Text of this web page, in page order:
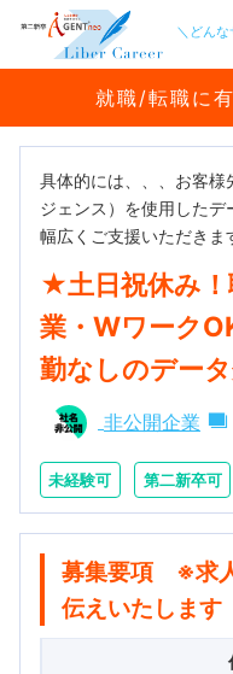
＼どんな
就職/転職に
具体的には、、、お客様
ジェンス）を使用した
幅広くご支援いただきま
★土日祝休み
業・Wワーク
勤なしのデー
非公開企業
未経験可 第二新卒可
募集要項 ※求
伝えいたします